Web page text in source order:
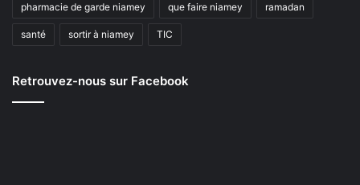
pharmacie de garde niamey que faire niamey ramadan
santé sortir à niamey TIC
Retrouvez-nous sur Facebook